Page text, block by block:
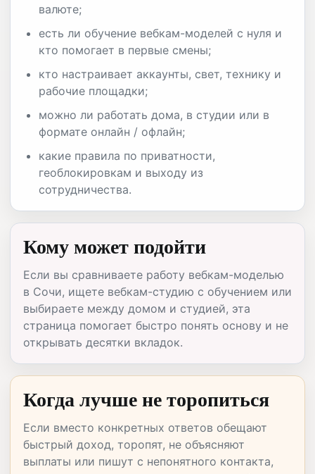
валюте;
есть ли обучение вебкам-моделей с нуля и
кто помогает в первые смены;
кто настраивает аккаунты, свет, технику и
рабочие площадки;
можно ли работать дома, в студии или в
формате онлайн / офлайн;
какие правила по приватности,
геоблокировкам и выходу из
сотрудничества.
Кому может подойти
Если вы сравниваете работу вебкам-моделью
в Сочи, ищете вебкам-студию с обучением или
выбираете между домом и студией, эта
страница помогает быстро понять основу и не
открывать десятки вкладок.
Когда лучше не торопиться
Если вместо конкретных ответов обещают
быстрый доход, торопят, не объясняют
выплаты или пишут с непонятного контакта,